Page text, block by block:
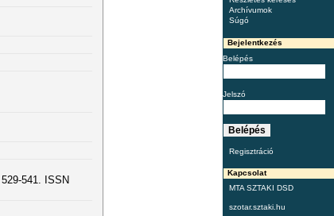
Archívumok
Súgó
Bejelentkezés
Belépés
Jelszó
Regisztráció
Kapcsolat
MTA SZTAKI DSD
szotar.sztaki.hu
541. ISSN